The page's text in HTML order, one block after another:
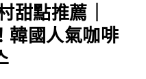
甜點推薦｜
韓國人氣咖啡